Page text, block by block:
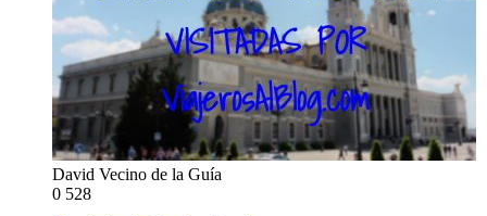
David Vecino de la Guía
0 528